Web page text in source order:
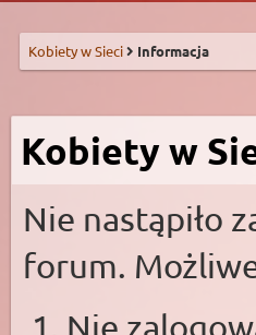
Kobiety w Sieci Informacja
Kobiety w
Nie nastąpiło
forum.
Nie